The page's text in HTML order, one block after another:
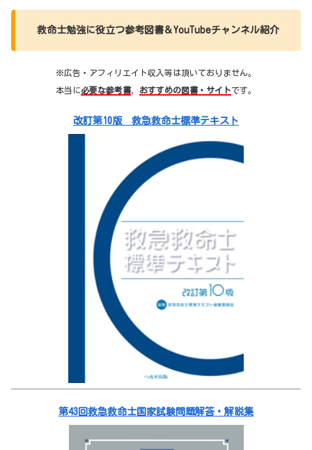
救命士勉強に役立つ参考図書＆YouTubeチャンネル紹介
※広告・アフィリエイト収入等は頂いておりません。
本当に必要な参考書， おすすめの図書・サイトです。
改訂第10版 救急救命士標準テキスト
第43回救急救命士国家試験問題解答・解説集